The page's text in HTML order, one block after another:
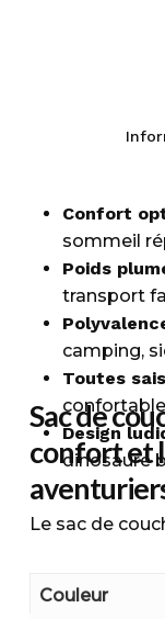
Confort
sommeil
Poids
transport
camping,
Toutes
Design
dinosaure
Sac de
confort et
Le sac de
réparateur où
Couleur